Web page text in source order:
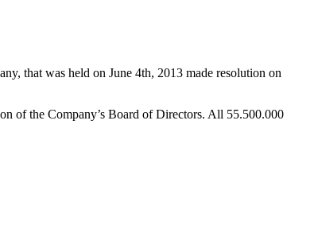
that was held on June 4th, 2013 made resolution on
of the Company’s Board of Directors. All 55.500.000